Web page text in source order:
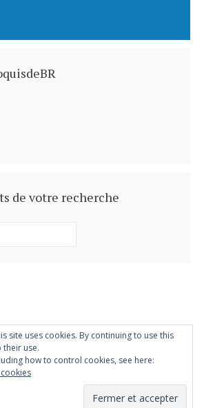
de votre recherche
. Semicolon Theme by
site uses cookies. By continuing to use this
their use.
how to control cookies, see here: